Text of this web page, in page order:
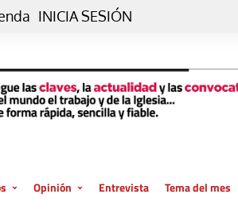
INICIA SESIÓN
Opinión
Entrevista Tema del mes